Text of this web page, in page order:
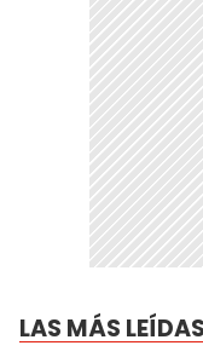
LAS MÁS LEÍDAS